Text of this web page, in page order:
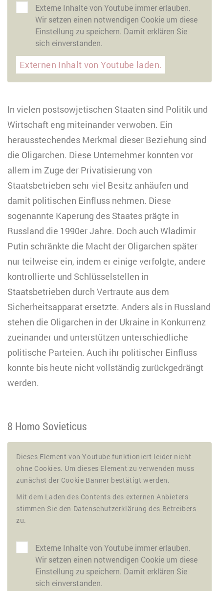
Externe Inhalte von Youtube immer erlauben.
Wir setzen einen notwendigen Cookie um diese
Einstellung zu speichern. Damit erklären Sie
sich einverstanden.
Externen Inhalt von Youtube laden.
In vielen postsowjetischen Staaten sind Politik und
Wirtschaft eng miteinander verwoben. Ein
herausstechendes Merkmal dieser Beziehung sind
die Oligarchen. Diese Unternehmer konnten vor
allem im Zuge der Privatisierung von
Staatsbetrieben sehr viel Besitz anhäufen und
damit politischen Einfluss nehmen. Diese
sogenannte Kaperung des Staates prägte in
Russland die 1990er Jahre. Doch auch Wladimir
Putin schränkte die Macht der Oligarchen später
nur teilweise ein, indem er einige verfolgte, andere
kontrollierte und Schlüsselstellen in
Staatsbetrieben durch Vertraute aus dem
Sicherheitsapparat ersetzte. Anders als in Russland
stehen die Oligarchen in der Ukraine in Konkurrenz
zueinander und unterstützen unterschiedliche
politische Parteien. Auch ihr politischer Einfluss
konnte bis heute nicht vollständig zurückgedrängt
werden.
8 Homo Sovieticus
Dieses Element von Youtube funktioniert leider nicht
ohne Cookies. Um dieses Element zu verwenden muss
zunächst der Cookie Banner bestätigt werden.
Mit dem Laden des Contents des externen Anbieters
stimmen Sie den Datenschutzerklärung des Betreibers
zu.
Externe Inhalte von Youtube immer erlauben.
Wir setzen einen notwendigen Cookie um diese
Einstellung zu speichern. Damit erklären Sie
sich einverstanden.